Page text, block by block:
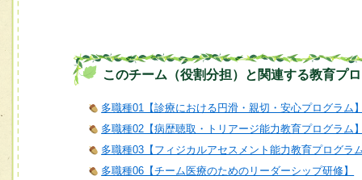
このチーム（役割分担）と関連する教育プ
多職種01【診療における円滑・親切・安心プログラム
多職種02【病歴聴取・トリアージ能力教育プログラム
多職種03【フィジカルアセスメント能力教育プログラ
多職種06【チーム医療のためのリーダーシップ研修】